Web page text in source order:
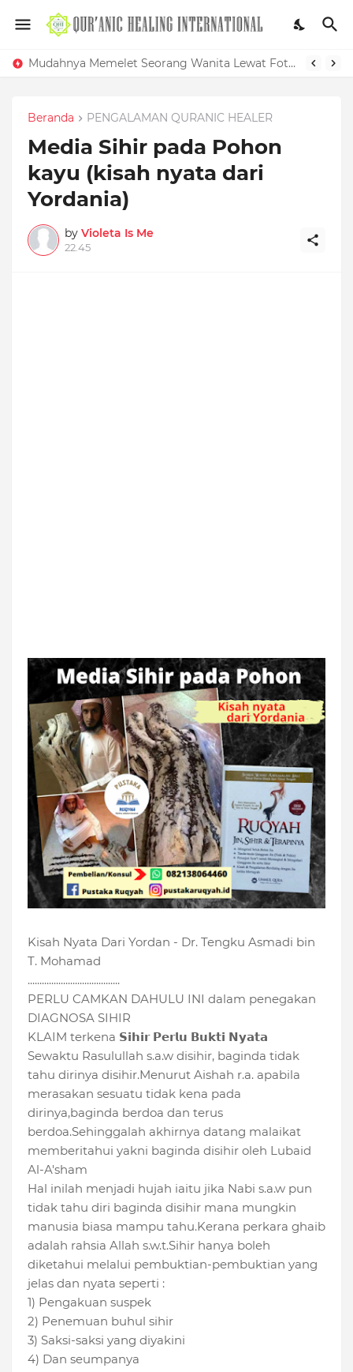
Mudahnya Memelet Seorang Wanita Lewat Foto di Facebook
Beranda PENGALAMAN QURANIC HEALER
Media Sihir pada Pohon
kayu (kisah nyata dari
Yordania)
by Violeta Is Me
22.45
Kisah Nyata Dari Yordan - Dr. Tengku Asmadi bin
T. Mohamad
.......................................
PERLU CAMKAN DAHULU INI dalam penegakan
DIAGNOSA SIHIR
KLAIM terkena 𝗦𝗶𝗵𝗶𝗿 𝗣𝗲𝗿𝗹𝘂 𝗕𝘂𝗸𝘁𝗶 𝗡𝘆𝗮𝘁𝗮
Sewaktu Rasulullah s.a.w disihir, baginda tidak
tahu dirinya disihir.Menurut Aishah r.a. apabila
merasakan sesuatu tidak kena pada
dirinya,baginda berdoa dan terus
berdoa.Sehinggalah akhirnya datang malaikat
memberitahui yakni baginda disihir oleh Lubaid
Al-A'sham
Hal inilah menjadi hujah iaitu jika Nabi s.a.w pun
tidak tahu diri baginda disihir mana mungkin
manusia biasa mampu tahu.Kerana perkara ghaib
adalah rahsia Allah s.w.t.Sihir hanya boleh
diketahui melalui pembuktian-pembuktian yang
jelas dan nyata seperti :
1) Pengakuan suspek
2) Penemuan buhul sihir
3) Saksi-saksi yang diyakini
4) Dan seumpanya